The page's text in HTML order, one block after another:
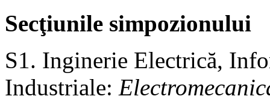
Secţiunile simpozionului
S1. Inginerie Electrică,
Industriale: